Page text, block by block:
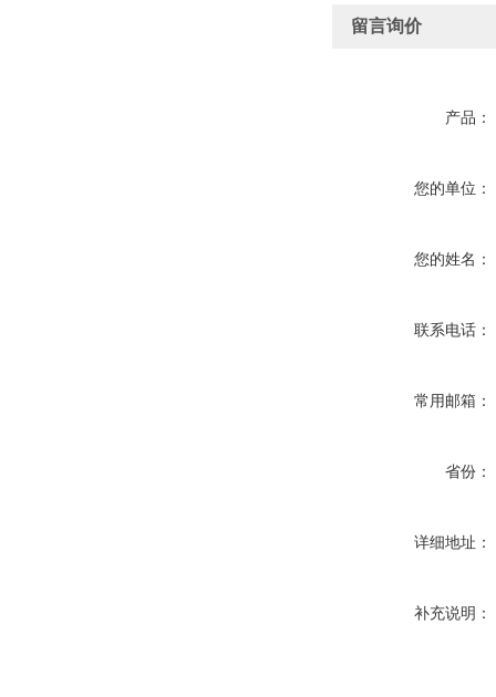
留言询价
产品：
您的单位：
您的姓名：
联系电话：
常用邮箱：
省份：
详细地址：
补充说明：